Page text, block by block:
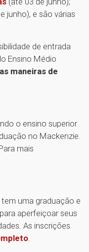
junho), e são várias
de entrada
Ensino Médio
maneiras de
o ensino superior
no Mackenzie.
mais
uma graduação e
aperfeiçoar seus
As inscrições